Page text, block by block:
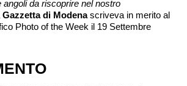
angoli da riscoprire nel nostro
Gazzetta di Modenascriveva in merito al
Photo of the Week il 19 Settembre